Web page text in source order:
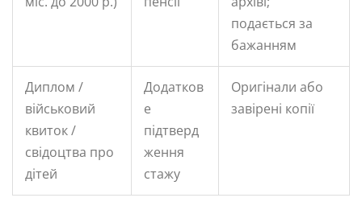
подається за
бажанням
Диплом /
військовий
квиток /
свідоцтва про
дітей
Додатков
е
підтверд
ження
стажу
Оригінали або
завірені копії